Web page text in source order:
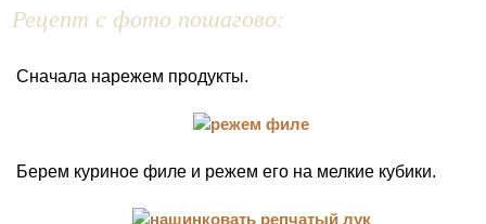
Рецепт с фото пошагово:
Сначала нарежем продукты.
Берем куриное филе и режем его на мелкие кубики.